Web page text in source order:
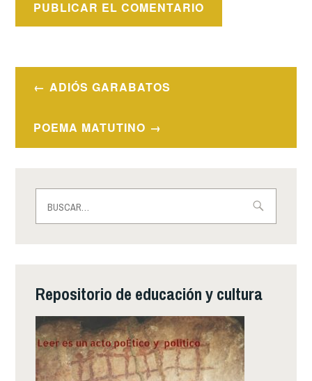
Navegación
entradas
ADIÓS GARABATOS
POEMA MATUTINO
Repositorio de educación y cultura